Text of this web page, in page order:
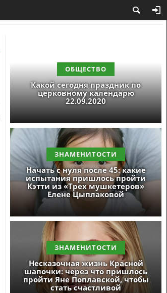
ОБЩЕСТВО
Какой сегодня праздник по
церковному календарю
22.09.2020
ЗНАМЕНИТОСТИ
Начать с нуля после 45: какие
испытания пришлось пройти
Кэтти из «Трех мушкетеров»
Елене Цыплаковой
ЗНАМЕНИТОСТИ
Несказочная жизнь Красной
шапочки: через что пришлось
пройти Яне Поплавской, чтобы
стать счастливой